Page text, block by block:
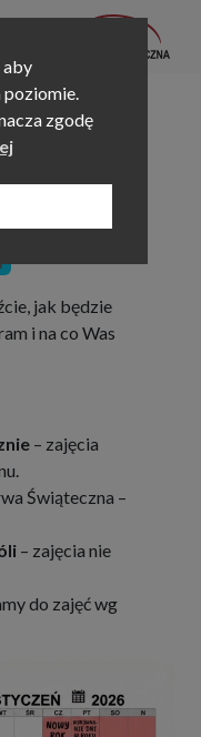
w
jak będzie
i na co Was
– zajęcia
Świąteczna –
– zajęcia nie
do zajęć wg
aby
poziomie.
zgodę